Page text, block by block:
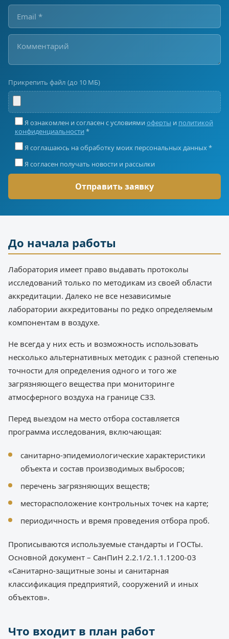
Прикрепить файл (до 10 МБ)
Я ознакомлен и согласен с условиями оферты и политикой
конфиденциальности *
Я соглашаюсь на обработку моих персональных данных *
Я согласен получать новости и рассылки
До начала работы
Лаборатория имеет право выдавать протоколы
исследований только по методикам из своей области
аккредитации. Далеко не все независимые
лаборатории аккредитованы по редко определяемым
компонентам в воздухе.
Не всегда у них есть и возможность использовать
несколько альтернативных методик с разной степенью
точности для определения одного и того же
загрязняющего вещества при мониторинге
атмосферного воздуха на границе СЗЗ.
Перед выездом на место отбора составляется
программа исследования, включающая:
санитарно-эпидемиологические характеристики
объекта и состав производимых выбросов;
перечень загрязняющих веществ;
месторасположение контрольных точек на карте;
периодичность и время проведения отбора проб.
Прописываются используемые стандарты и ГОСТы.
Основной документ – СанПиН 2.2.1/2.1.1.1200-03
«Санитарно-защитные зоны и санитарная
классификация предприятий, сооружений и иных
объектов».
Что входит в план работ